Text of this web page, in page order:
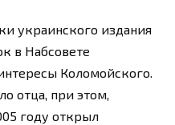
украинского издания
в Набсовете
Коломойского.
отца, при этом,
году открыл